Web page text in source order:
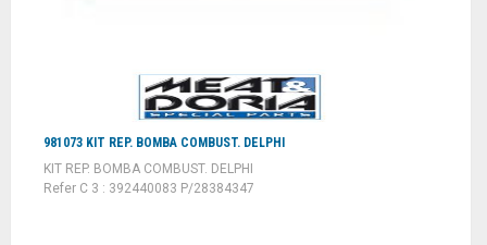
981073 KIT REP. BOMBA COMBUST. DELPHI
KIT REP. BOMBA COMBUST. DELPHI
Refer C 3 : 392440083 P/28384347